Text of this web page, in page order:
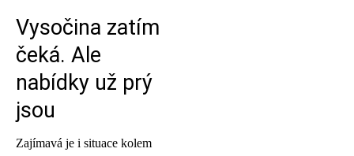
Vysočina zatím
čeká. Ale
nabídky už prý
jsou
Zajímavá je i situace kolem